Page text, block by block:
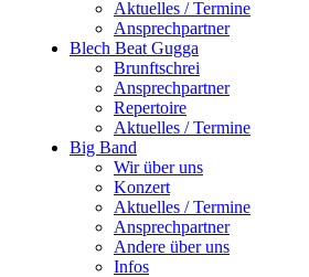
Aktuelles / Termine
Ansprechpartner
Blech Beat Gugga
Brunftschrei
Ansprechpartner
Repertoire
Aktuelles / Termine
Big Band
Wir über uns
Konzert
Aktuelles / Termine
Ansprechpartner
Andere über uns
Infos